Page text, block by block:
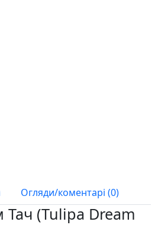
Огляди/коментарі (0)
(Tulipa Dream